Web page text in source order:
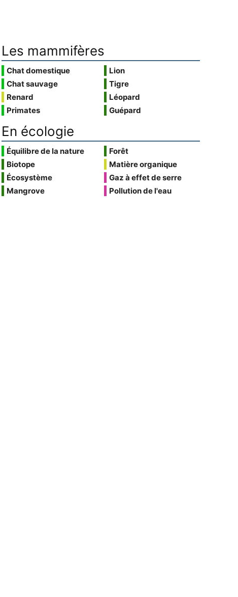
Les mammifères
Chat domestique
Chat sauvage
Renard
Primates
Lion
Tigre
Léopard
Guépard
En écologie
Équilibre de la nature
Biotope
Écosystème
Mangrove
Forêt
Matière organique
Gaz à effet de serre
Pollution de l'eau